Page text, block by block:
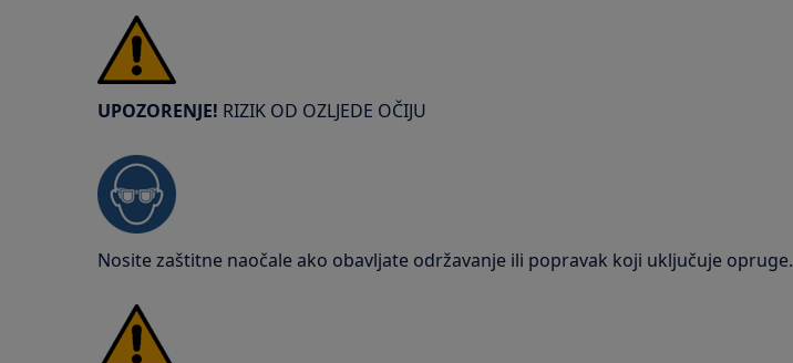
UPOZORENJE! RIZIK OD OZLJEDE OČIJU
Nosite zaštitne naočale ako obavljate održavanje ili popravak koji uključuje opruge.